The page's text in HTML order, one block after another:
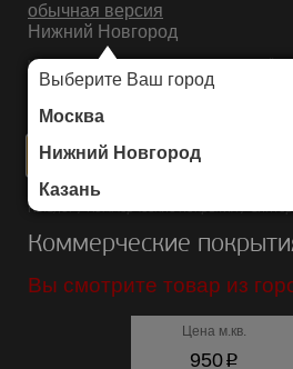
обычная версия
Нижний Новгород
Выберите Ваш город
Москва
Нижний Новгород
Казань
ИНТЕРНЕТ-МАГАЗИН НАПОЛЬНЫХ ПОКРЫТИЙ
Каталог/Коммерческие покрытия/
Коммерческие
Вы смотрите товар из
Цена м.кв.
950p